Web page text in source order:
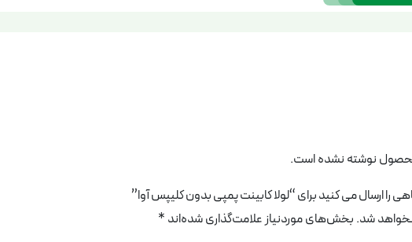
نوشته نشده است.
را ارسال می کنید برای “لولا کابینت پمپی بدون کلیپس آوا”
شد. بخش‌های موردنیاز علامت‌گذاری شده‌اند *